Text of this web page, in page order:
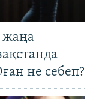
жаңа
не себеп?